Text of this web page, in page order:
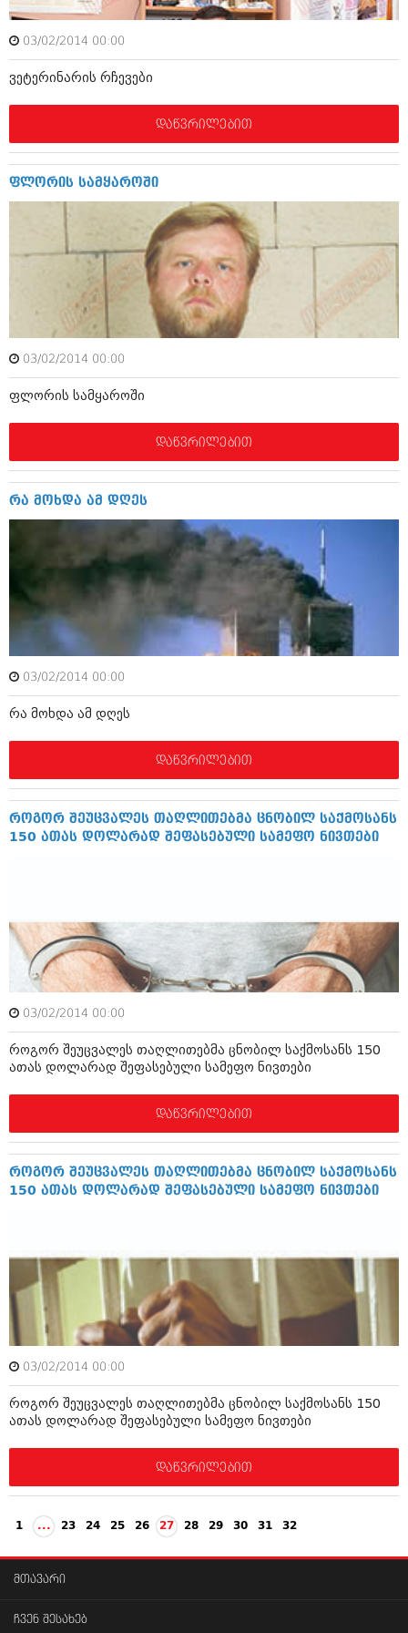
იანვარი 2016 (206)
ნოემბერი 2015 (264)
სექტემბერი 2015 (215)
აგვისტო 2015 (286)
ივლისი 2015 (173)
მაისი 2015 (194)
აპრილი 2015 (208)
თებერვალი 2015 (286)
იანვარი 2015 (247)
დეკემბერი 2014 (342)
ნოემბერი 2014 (290)
ოქტომბერი 2014 (292)
სექტემბერი 2014 (394)
აგვისტო 2014 (248)
ივლისი 2014 (313)
ივნისი 2014 (366)
მაისი 2014 (313)
აპრილი 2014 (290)
იანვარი 2014 (297)
ნოემბერი 2013 (279)
ოქტომბერი 2013 (256)
სექტემბერი 2013 (368)
აგვისტო 2013 (89)
ივლისი 2013 (182)
ივნისი 2013 (212)
აპრილი 2013 (304)
მარტი 2013 (352)
თებერვალი 2013 (204)
ოქტომბერი 2012 (350)
სექტემბერი 2012 (264)
აგვისტო 2012 (268)
ივლისი 2012 (322)
მაისი 2012 (240)
აპრილი 2012 (294)
ოქტომბერი 2011 (754)
სექტემბერი 2011 (407)
აგვისტო 2011 (249)
ივლისი 2011 (400)
ივნისი 2011 (438)
მაისი 2011 (415)
აპრილი 2011 (294)
მარტი 2011 (654)
თებერვალი 2011 (329)
ნოემბერი 2010 (422)
სექტემბერი 2010 (449)
აგვისტო 2010 (461)
აპრილი 2010 (229)
მარტი 2010 (454)
თებერვალი 2010 (421)
იანვარი 2010 (422)
დეკემბერი 2009 (510)
ნოემბერი 2009 (308)
სექტემბერი 2009 (541)
აგვისტო 2009 (14)
თებერვალი 0216 (1)
დეკემბერი 0215 (1)
ოქტომბერი 0215 (1)
აგვისტო 0212 (1)
ნოემბერი 0201 (1)
03/02/2014 00:00
ვეტერინარის რჩევები
დაწვრილებით
ფლორის სამყაროში
03/02/2014 00:00
ფლორის სამყაროში
დაწვრილებით
რა მოხდა ამ დღეს
03/02/2014 00:00
რა მოხდა ამ დღეს
დაწვრილებით
როგორ შეუცვალეს თაღლითებმა ცნობილ საქმოსანს
150 ათას დოლარად შეფასებული სამეფო ნივთები
03/02/2014 00:00
როგორ შეუცვალეს თაღლითებმა ცნობილ საქმოსანს 150
ათას დოლარად შეფასებული სამეფო ნივთები
დაწვრილებით
როგორ შეუცვალეს თაღლითებმა ცნობილ საქმოსანს
150 ათას დოლარად შეფასებული სამეფო ნივთები
03/02/2014 00:00
როგორ შეუცვალეს თაღლითებმა ცნობილ საქმოსანს 150
ათას დოლარად შეფასებული სამეფო ნივთები
დაწვრილებით
1 ... 23 24 25 26 27 28 29 30 31 32
მთავარი
ჩვენ შესახებ